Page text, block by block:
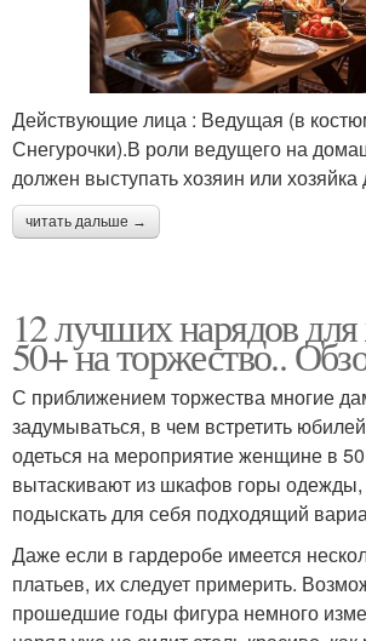
Действующие лица : Ведущая (в
Снегурочки).В роли ведущего на
должен выступать хозяин или хозяйка
читать дальше →
12 лучших нарядов
50+ на торжество..
С приближением торжества многие
задумываться, в чем встретить
одеться на мероприятие женщине в
вытаскивают из шкафов горы одежды,
подыскать для себя подходящий
Даже если в гардеробе имеется
платьев, их следует примерить.
прошедшие годы фигура немного